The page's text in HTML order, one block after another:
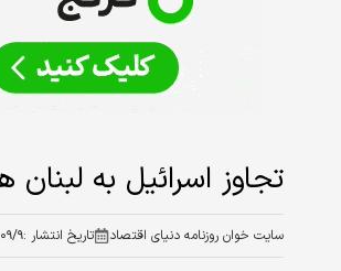
تجاوز اسرائیل به
سایت خوان روزنامه دنیای اقتصاد تاریخ انتشار :۱۴۰۴/